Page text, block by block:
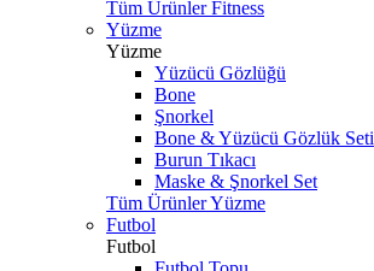
Tüm Ürünler Fitness
Yüzme
Yüzme
Yüzücü Gözlüğü
Bone
Şnorkel
Bone & Yüzücü Gözlük Seti
Burun Tıkacı
Maske & Şnorkel Set
Tüm Ürünler Yüzme
Futbol
Futbol